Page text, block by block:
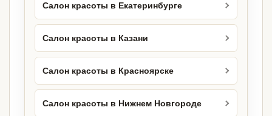
Салон красоты в Екатеринбурге
Салон красоты в Казани
Салон красоты в Красноярске
Салон красоты в Нижнем Новгороде